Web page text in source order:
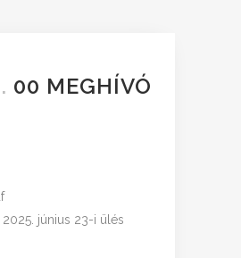
00 MEGHÍVÓ
2025. június 23-i ülés